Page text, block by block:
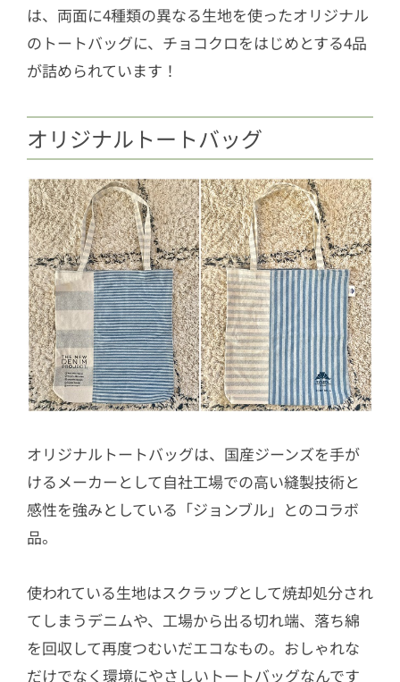
は、両面に4種類の異なる生地を使ったオリジナル
のトートバッグに、チョコクロをはじめとする4品
が詰められています！
オリジナルトートバッグ
オリジナルトートバッグは、国産ジーンズを手が
けるメーカーとして自社工場での高い縫製技術と
感性を強みとしている「ジョンブル」とのコラボ
品。
使われている生地はスクラップとして焼却処分され
てしまうデニムや、工場から出る切れ端、落ち綿
を回収して再度つむいだエコなもの。おしゃれな
だけでなく環境にやさしいトートバッグなんです